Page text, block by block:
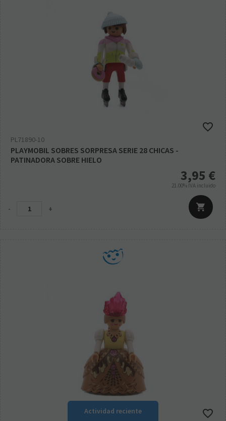
PL71890-10
PLAYMOBIL SOBRES SORPRESA SERIE 28 CHICAS -
PATINADORA SOBRE HIELO
3,95 €
21.00% IVA incluido
- +
Actividad reciente